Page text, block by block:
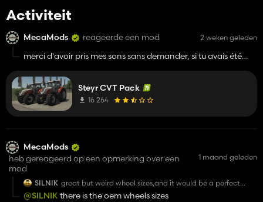
Activiteit
MecaMods reageerde een mod 2 weken geleden
merci d'avoir pris mes sons sans demander, si tu avais été
dégueu....
Steyr CVT Pack
16 264
MecaMods
heb gereageerd op een opmerking over een
mod
1 maand geleden
SILNIK great but weird wheel sizes,and it would be a perfect
mod if u added custom parts like strobes horns and
stickers like dealer sticker or cool case/newholland
@SILNIK there is the oem wheels sizes